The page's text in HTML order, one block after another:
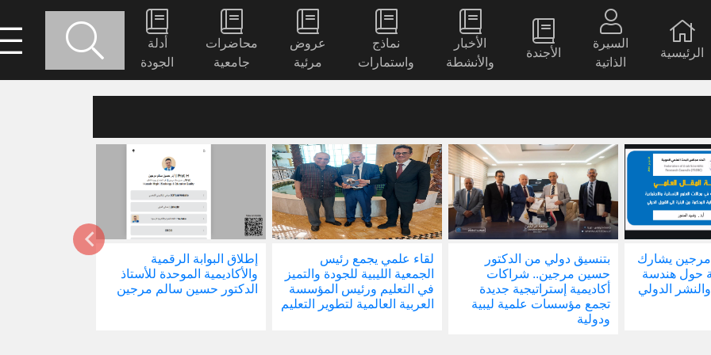
الرئيسية
السيرة
الذاتية
الأجندة
الأخبار
والأنشطة
نماذج
واستمارات
عروض
مرئية
محاضرات
جامعية
أدلة
الجودة
مرجين يشارك
حول هندسة
الدولي
بتنسيق دولي من الدكتور
حسين مرجين.. شراكات
أكاديمية إستراتيجية جديدة
تجمع مؤسسات علمية ليبية
ودولية
لقاء علمي يجمع رئيس
الجمعية الليبية للجودة والتميز
في التعليم ورئيس المؤسسة
العربية العالمية لتطوير التعليم
إطلاق البوابة الرقمية
والأكاديمية الموحدة للأستاذ
الدكتور حسين سالم مرجين